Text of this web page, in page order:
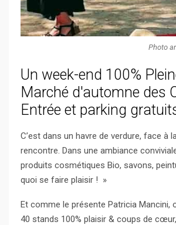
Photo
Un week-end 100%
Marché d'automne des
Entrée et parking
C’est dans un havre de verdure, face à
rencontre. Dans une ambiance
produits cosmétiques Bio, savons,
quoi se faire plaisir ! »
Et comme le présente Patricia Mancini,
40 stands 100% plaisir & coups de